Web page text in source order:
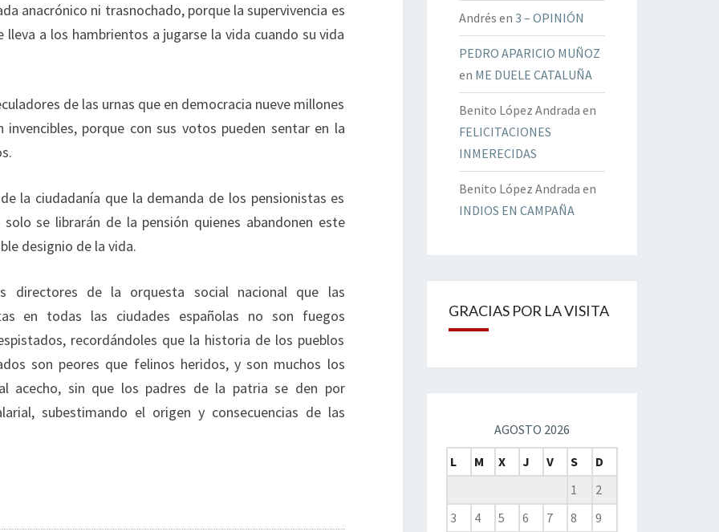
anacrónico ni trasnochado, porque la supervivencia es
a los hambrientos a jugarse la vida cuando su vida
de las urnas que en democracia nueve millones
porque con sus votos pueden sentar en la
la ciudadanía que la demanda de los pensionistas es
se librarán de la pensión quienes abandonen este
designio de la vida.
directores de la orquesta social nacional que las
en todas las ciudades españolas no son fuegos
recordándoles que la historia de los pueblos
son peores que felinos heridos, y son muchos los
acecho, sin que los padres de la patria se den por
subestimando el origen y consecuencias de las
Andrés en 3 – OPINIÓN
PEDRO APARICIO MUÑOZ
en ME DUELE CATALUÑA
Benito López Andrada en
FELICITACIONES
INMERECIDAS
Benito López Andrada en
INDIOS EN CAMPAÑA
GRACIAS POR LA VISITA
AGOSTO 2026
L
M X J V S
D
1
2
3
4 5 6 7 8
9